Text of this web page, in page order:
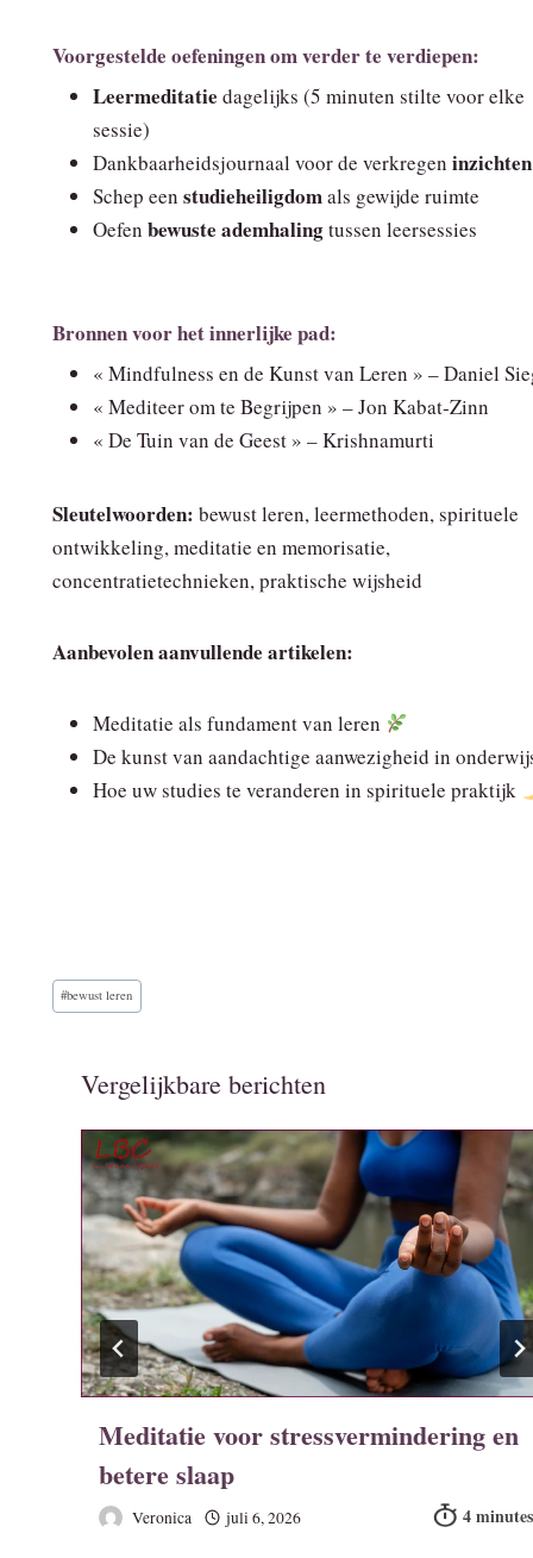
Voorgestelde oefeningen om verder te verdiepen:
Leermeditatie dagelijks (5 minuten stilte voor elke
sessie)
Dankbaarheidsjournaal voor de verkregen inzichten
Schep een studieheiligdomals gewijde ruimte
Oefen bewuste ademhalingtussen leersessies
Bronnen voor het innerlijke pad:
« Mindfulness en de Kunst van Leren » – Daniel
« Mediteer om te Begrijpen » – Jon Kabat‑Zinn
« De Tuin van de Geest » – Krishnamurti
Sleutelwoorden: bewust leren, leermethoden, spirituele
ontwikkeling, meditatie en memorisatie,
concentratietechnieken, praktische wijsheid
Aanbevolen aanvullende artikelen:
Meditatie als fundament van leren
De kunst van aandachtige aanwezigheid in
Hoe uw studies te veranderen in spirituele praktijk
Bericht
tags:
#bewust leren
Vergelijkbare berichten
Meditatie voor stressvermindering en
betere slaap
Veronica juli 6, 2026